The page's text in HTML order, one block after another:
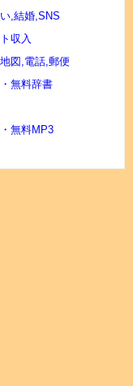
,結婚,SNS
収入
図,電話,郵便
無料辞書
無料MP3